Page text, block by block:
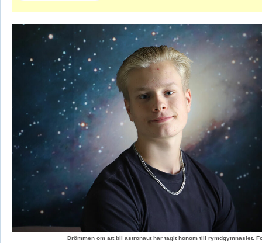
Drömmen om att bli astronaut har tagit honom till rymdgymnasiet.